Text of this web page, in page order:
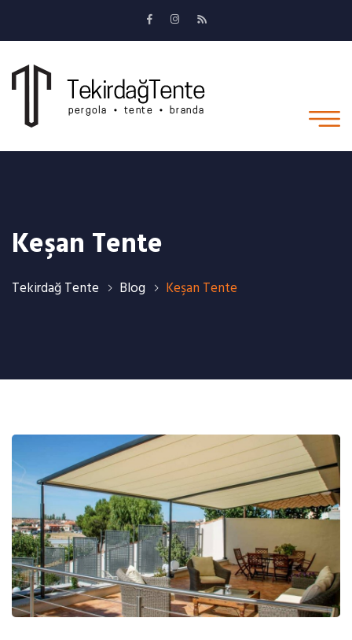
Keşan Tente
Tekirdağ Tente Blog Keşan Tente